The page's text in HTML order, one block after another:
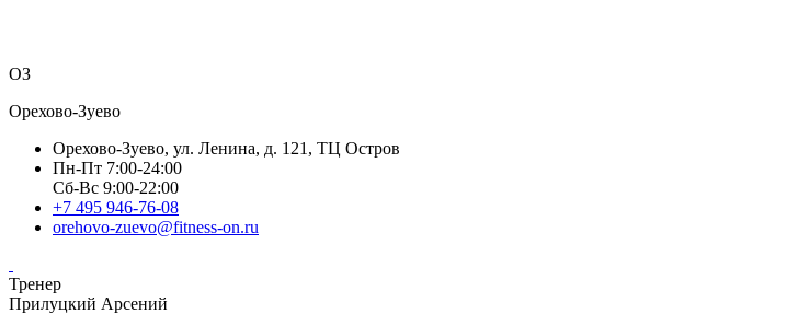
ОЗ
Орехово-Зуево
Орехово-Зуево, ул. Ленина, д. 121, ТЦ Остров
Пн-Пт 7:00-24:00
Сб-Вс 9:00-22:00
+7 495 946-76-08
orehovo-zuevo@fitness-on.ru
Тренер
Прилуцкий Арсений